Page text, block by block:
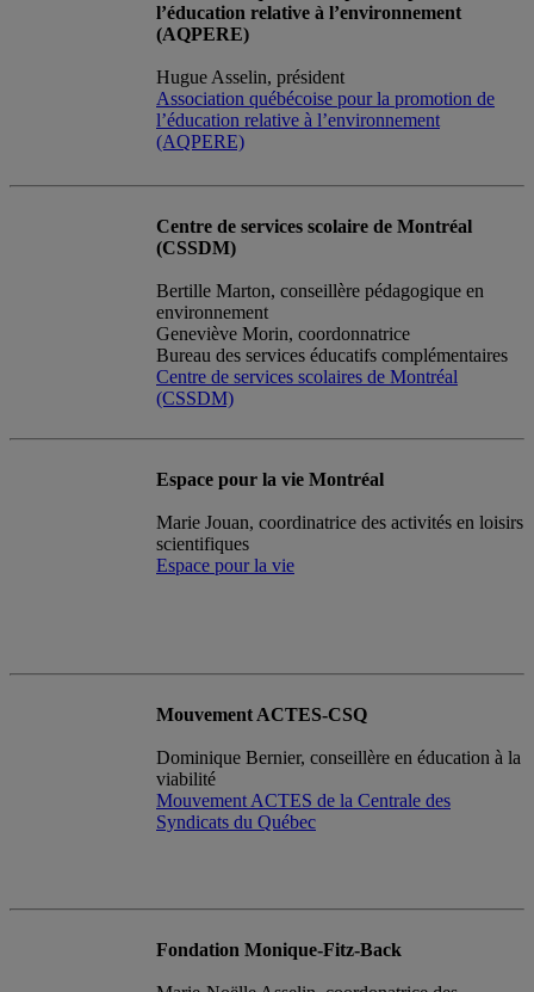
l’éducation relative à l’environnement
(AQPERE)
Hugue Asselin, président
Association québécoise pour la promotion de
l’éducation relative à l’environnement
(AQPERE)
Centre de services scolaire de Montréal
(CSSDM)
Bertille Marton, conseillère pédagogique en
environnement
Geneviève Morin, coordonnatrice
Bureau des services éducatifs complémentaires
Centre de services scolaires de Montréal
(CSSDM)
Espace pour la vie Montréal
Marie Jouan, coordinatrice des activités en loisirs
scientifiques
Espace pour la vie
Mouvement ACTES-CSQ
Dominique Bernier, conseillère en éducation à la
viabilité
Mouvement ACTES de la Centrale des
Syndicats du Québec
Fondation Monique-Fitz-Back